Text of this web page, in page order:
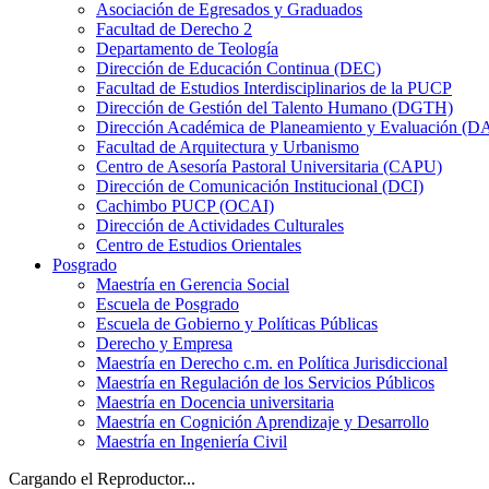
Asociación de Egresados y Graduados
Facultad de Derecho 2
Departamento de Teología
Dirección de Educación Continua (DEC)
Facultad de Estudios Interdisciplinarios de la PUCP
Dirección de Gestión del Talento Humano (DGTH)
Dirección Académica de Planeamiento y Evaluación
Facultad de Arquitectura y Urbanismo
Centro de Asesoría Pastoral Universitaria (CAPU)
Dirección de Comunicación Institucional (DCI)
Cachimbo PUCP (OCAI)
Dirección de Actividades Culturales
Centro de Estudios Orientales
Posgrado
Maestría en Gerencia Social
Escuela de Posgrado
Escuela de Gobierno y Políticas Públicas
Derecho y Empresa
Maestría en Derecho c.m. en Política Jurisdiccional
Maestría en Regulación de los Servicios Públicos
Maestría en Docencia universitaria
Maestría en Cognición Aprendizaje y Desarrollo
Maestría en Ingeniería Civil
Cargando el Reproductor...